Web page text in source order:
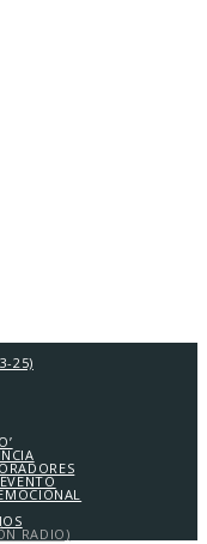
25)
RADIO)